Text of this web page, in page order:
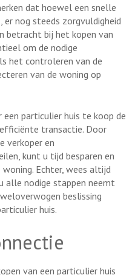
dat hoewel een snelle
nog steeds zorgvuldigheid
betracht bij het kopen van
om de nodige
het controleren van de
van de woning op
particulier huis te koop de
transactie. Door
verkoper en
kunt u tijd besparen en
Echter, wees altijd
alle nodige stappen neemt
beslissing
huis.
van een particulier huis